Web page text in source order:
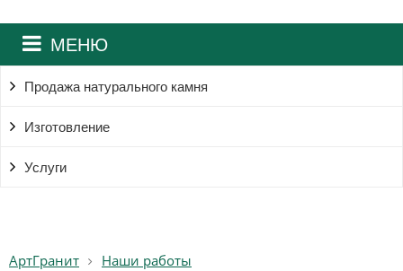
МЕНЮ
Продажа натурального камня
Изготовление
Услуги
АртГранит Наши работы